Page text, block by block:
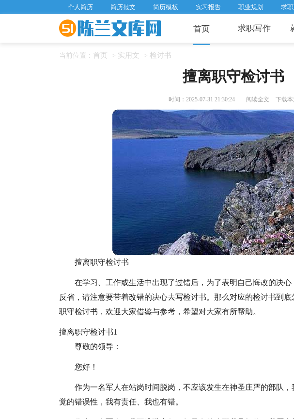
个人简历 简历范文 简历模板 实习报告 职业规划 求
首页 求职写作
当前位置： 首页 > 实用文 > 检讨书
擅离职守检讨书
时间：2025-07-31 21:30:24 阅读全文 下载本
擅离职守检讨书
在学习、工作或生活中出现了过错后，为了表明自己悔改的决
反省，请注意要带着改错的决心去写检讨书。那么对应的检讨书到
职守检讨书，欢迎大家借鉴与参考，希望对大家有所帮助。
擅离职守检讨书1
尊敬的领导：
您好！
作为一名军人在站岗时间脱岗，不应该发生在神圣庄严的部队
觉的错误性，我有责任、我也有错。